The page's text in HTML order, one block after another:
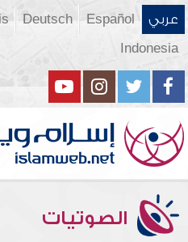
عربي Español
Deutsch
Indonesia
الصوتيات